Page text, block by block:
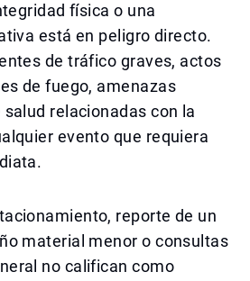
física o una
está en peligro directo.
de tráfico graves, actos
de fuego, amenazas
relacionadas con la
evento que requiera
reporte de un
material menor o consultas
no califican como